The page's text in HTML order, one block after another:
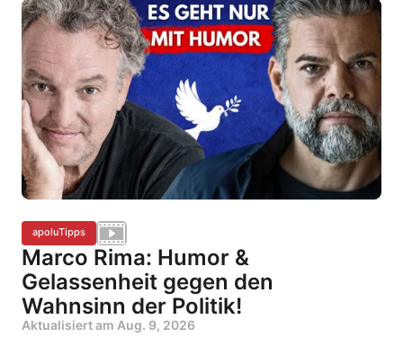
apoluTipps
Marco Rima: Humor &
Gelassenheit gegen den
Wahnsinn der Politik!
Aktualisiert am Aug. 9, 2026